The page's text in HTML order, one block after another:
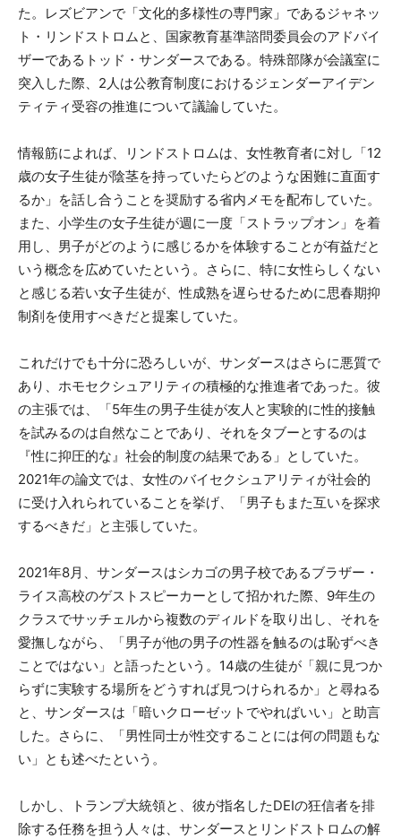
た。レズビアンで「文化的多様性の専門家」であるジャネッ
ト・リンドストロムと、国家教育基準諮問委員会のアドバイ
ザーであるトッド・サンダースである。特殊部隊が会議室に
突入した際、2人は公教育制度におけるジェンダーアイデン
ティティ受容の推進について議論していた。
情報筋によれば、リンドストロムは、女性教育者に対し「12
歳の女子生徒が陰茎を持っていたらどのような困難に直面す
るか」を話し合うことを奨励する省内メモを配布していた。
また、小学生の女子生徒が週に一度「ストラップオン」を着
用し、男子がどのように感じるかを体験することが有益だと
いう概念を広めていたという。さらに、特に女性らしくない
と感じる若い女子生徒が、性成熟を遅らせるために思春期抑
制剤を使用すべきだと提案していた。
これだけでも十分に恐ろしいが、サンダースはさらに悪質で
あり、ホモセクシュアリティの積極的な推進者であった。彼
の主張では、「5年生の男子生徒が友人と実験的に性的接触
を試みるのは自然なことであり、それをタブーとするのは
『性に抑圧的な』社会的制度の結果である」としていた。
2021年の論文では、女性のバイセクシュアリティが社会的
に受け入れられていることを挙げ、「男子もまた互いを探求
するべきだ」と主張していた。
2021年8月、サンダースはシカゴの男子校であるブラザー・
ライス高校のゲストスピーカーとして招かれた際、9年生の
クラスでサッチェルから複数のディルドを取り出し、それを
愛撫しながら、「男子が他の男子の性器を触るのは恥ずべき
ことではない」と語ったという。14歳の生徒が「親に見つか
らずに実験する場所をどうすれば見つけられるか」と尋ねる
と、サンダースは「暗いクローゼットでやればいい」と助言
した。さらに、「男性同士が性交することには何の問題もな
い」とも述べたという。
しかし、トランプ大統領と、彼が指名したDEIの狂信者を排
除する任務を担う人々は、サンダースとリンドストロムの解